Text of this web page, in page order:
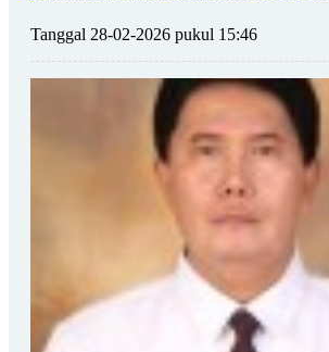
Tanggal 28-02-2026 pukul 15:46